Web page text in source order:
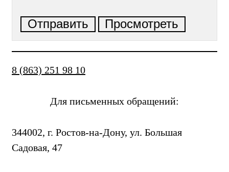
8 (863) 251 98 10
Для письменных обращений:
344002, г. Ростов-на-Дону, ул. Большая
Садовая, 47